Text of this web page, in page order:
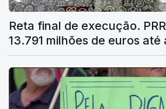
Reta final de execução.
13.791 milhões de euros até